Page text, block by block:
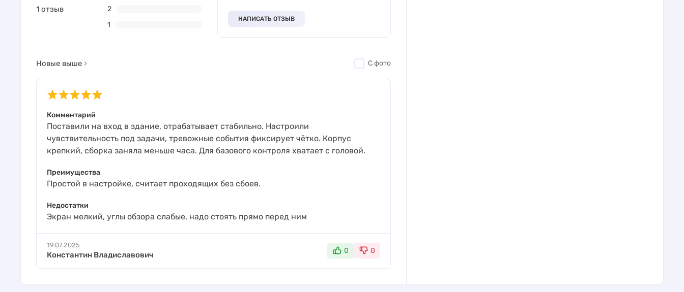
1 отзыв
2
1
НАПИСАТЬ ОТЗЫВ
Новые выше С фото
Комментарий
Поставили на вход в здание, отрабатывает стабильно. Настроили
чувствительность под задачи, тревожные события фиксирует чётко. Корпус
крепкий, сборка заняла меньше часа. Для базового контроля хватает с головой.
Преимущества
Простой в настройке, считает проходящих без сбоев.
Недостатки
Экран мелкий, углы обзора слабые, надо стоять прямо перед ним
19.07.2025
Константин Владиславович 0 0